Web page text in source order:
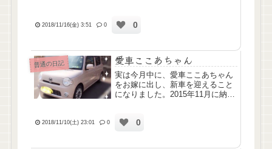
2018/11/16(金) 3:51 0 0
普通の日記 愛車ここあちゃん
実は今月中に、愛車ここあちゃん
をお嫁に出し、新車を迎えること
になりました。2015年11月に納車
ゃん本当に大好きで、すごく愛着
2018/11/10(土) 23:01 0 0